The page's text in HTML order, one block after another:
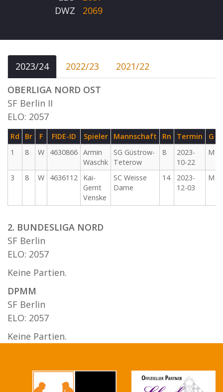
DWZ
2069
2023/24 2022/23
2021/22
OBERLIGA NORD OST
SF Berlin II
ELO: 2057
Rd Br F FIDE-ID Spieler Mannschaft Rn Termin G
1
8 W 4630866 Armin
Waschk
SG Güstrow-
Teterow
8
2023-
10-22
M
3 8 W 4636112
Kai-
Gerrit
Venske
SC Weisse
Dame
14
2023-
12-03
M
2. BUNDESLIGA NORD
SF Berlin
ELO: 2057
Keine Partien.
DPMM
SF Berlin
ELO: 2057
Keine Partien.